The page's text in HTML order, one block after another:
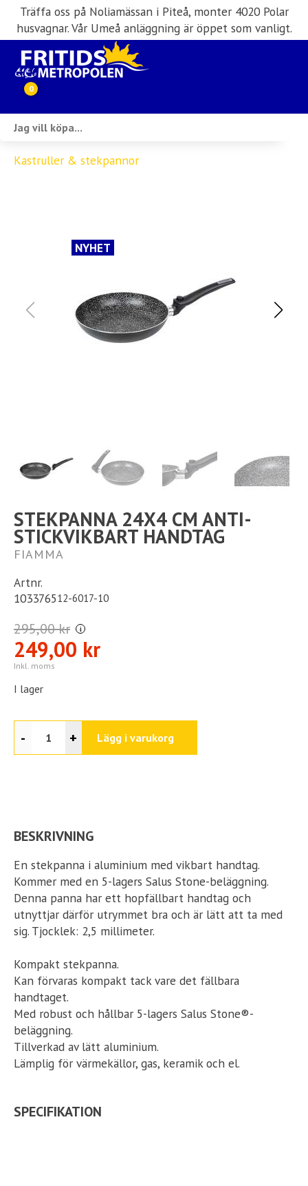
Träffa oss på Noliamässan i Piteå, monter 4020 Polar
husvagnar. Vår Umeå anläggning är öppet som vanligt.
0
Verkstad
Kastruller & stekpannor
NYHET
STEKPANNA 24X4 CM ANTI-
STICKVIKBART HANDTAG
FIAMMA
Artnr.
103376512-6017-10
295,00 kr i
249,00 kr
Inkl. moms
I lager
- + Lägg i varukorg
BESKRIVNING
En stekpanna i aluminium med vikbart handtag.
Kommer med en 5-lagers Salus Stone-beläggning.
Denna panna har ett hopfällbart handtag och
utnyttjar därför utrymmet bra och är lätt att ta med
sig. Tjocklek: 2,5 millimeter.
Kompakt stekpanna.
Kan förvaras kompakt tack vare det fällbara
handtaget.
Med robust och hållbar 5-lagers Salus Stone®-
beläggning.
Tillverkad av lätt aluminium.
Lämplig för värmekällor, gas, keramik och el.
SPECIFIKATION